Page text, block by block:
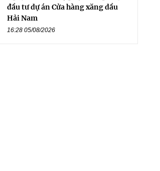
đầu tư dự án Cửa hàng xăng dầu
Hải Nam
16:28 05/08/2026